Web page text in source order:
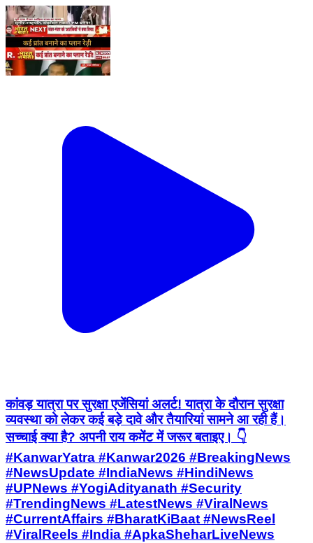
कांवड़ यात्रा पर सुरक्षा एजेंसियां अलर्ट! यात्रा के दौरान सुरक्षा
व्यवस्था को लेकर कई बड़े दावे और तैयारियां सामने आ रही हैं।
सच्चाई क्या है? अपनी राय कमेंट में जरूर बताइए। 👇
#KanwarYatra #Kanwar2026 #BreakingNews
#NewsUpdate #IndiaNews #HindiNews
#UPNews #YogiAdityanath #Security
#TrendingNews #LatestNews #ViralNews
#CurrentAffairs #BharatKiBaat #NewsReel
#ViralReels #India #ApkaSheharLiveNews